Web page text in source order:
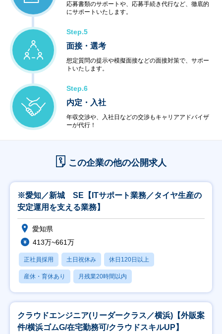
応募書類のサポートや、応募手続き代行など、徹底的
にサポートいたします。
Step.5
面接・選考
想定質問の提示や模擬面接などの面接対策で、サポー
トいたします。
Step.6
内定・入社
年収交渉や、入社日などの交渉もキャリアアドバイザ
ーが代行！
この企業の他の公開求人
※愛知／新城 SE【ITサポート業務／タイヤ生産の
安定運用を支える業務】
愛知県
413万~661万
正社員採用 土日祝休み 休日120日以上
産休・育休あり 月残業20時間以内
クラウドエンジニア(リーダークラス／横浜)【外販案
件/横浜ゴムG/在宅勤務可/クラウドスキルUP】